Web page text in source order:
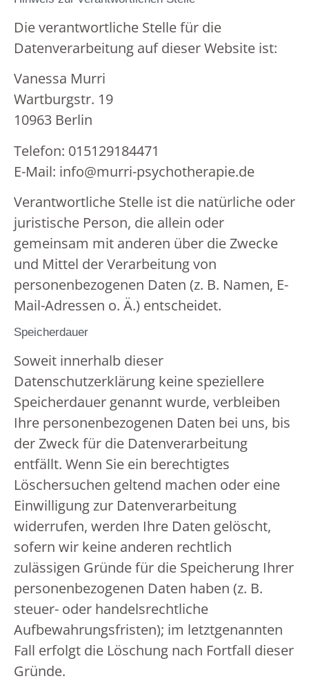
Die verantwortliche Stelle für die
Datenverarbeitung auf dieser Website ist:
Vanessa Murri
Wartburgstr. 19
10963 Berlin
Telefon: 015129184471
E-Mail: info@murri-psychotherapie.de
Verantwortliche Stelle ist die natürliche oder
juristische Person, die allein oder
gemeinsam mit anderen über die Zwecke
und Mittel der Verarbeitung von
personenbezogenen Daten (z. B. Namen, E-
Mail-Adressen o. Ä.) entscheidet.
Speicherdauer
Soweit innerhalb dieser
Datenschutzerklärung keine speziellere
Speicherdauer genannt wurde, verbleiben
Ihre personenbezogenen Daten bei uns, bis
der Zweck für die Datenverarbeitung
entfällt. Wenn Sie ein berechtigtes
Löschersuchen geltend machen oder eine
Einwilligung zur Datenverarbeitung
widerrufen, werden Ihre Daten gelöscht,
sofern wir keine anderen rechtlich
zulässigen Gründe für die Speicherung Ihrer
personenbezogenen Daten haben (z. B.
steuer- oder handelsrechtliche
Aufbewahrungsfristen); im letztgenannten
Fall erfolgt die Löschung nach Fortfall dieser
Gründe.